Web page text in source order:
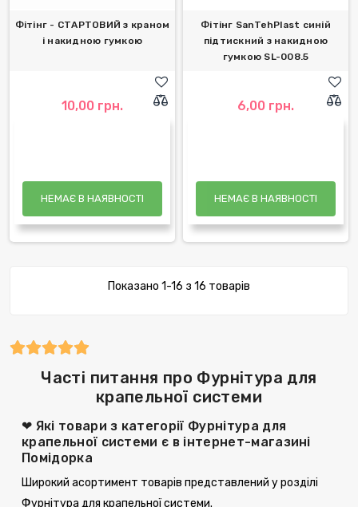
Фітінг - СТАРТОВИЙ з краном
і накидною гумкою
10,00 грн.
НЕМАЄ В НАЯВНОСТІ
Фітінг SanTehPlast синій
підтискний з накидною
гумкою SL-008.5
6,00 грн.
НЕМАЄ В НАЯВНОСТІ
Показано 1-16 з 16 товарів
Часті питання про Фурнітура для
крапельної системи
❤ Які товари з категорії Фурнітура для
крапельної системи є в інтернет-магазині
Помідорка
Широкий асортимент товарів представлений у розділі
Фурнітура для крапельної системи.